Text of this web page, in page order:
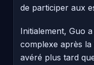
de participer aux
Initialement, Guo
complexe après la
avéré plus tard